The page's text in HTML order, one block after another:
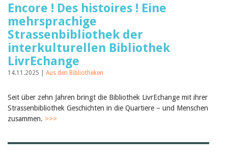
2014
2013
2012
Encore ! Des histoires ! Eine
mehrsprachige
Strassenbibliothek der
interkulturellen Bibliothek
LivrEchange
14.11.2025 | Aus den Bibliotheken
Seit über zehn Jahren bringt die Bibliothek LivrEchange mit ihrer
Strassenbibliothek Geschichten in die Quartiere – und Menschen
zusammen. >>>